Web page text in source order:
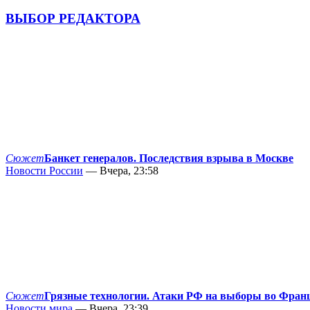
ВЫБОР РЕДАКТОРА
СюжетБанкет генералов. Последствия взрыва в Москве
Новости России — Вчера, 23:58
СюжетГрязные технологии. Атаки РФ на выборы во